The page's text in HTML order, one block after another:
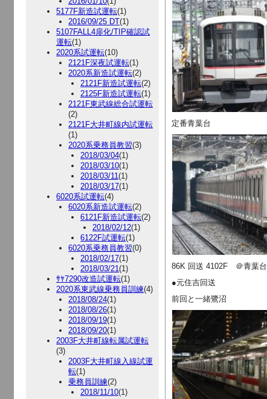
5177F新造試運転(1)
2016/09/25 DT(1)
5107FALL4扉化/TIP確認試
運転(1)
2020系試運転(10)
2121F深夜試運転(1)
2020系新造試運転(2)
2121F新造試運転(2)
2125F新造試運転(1)
2121F東武線総合試運転
(2)
2121F大井町線内試運転
(1)
2020系乗務員教習(3)
2018/03/04(1)
2018/03/10(1)
2018/03/11(1)
2018/03/17(1)
6020系試運転(4)
6020系新造試運転(2)
6121F新造試運転(2)
2018/02/12(1)
6122F試運転(1)
6020系乗務員教習(0)
2018/02/17(1)
2018/03/21(1)
ｻﾔ7290改造試運転(1)
2020系東武線乗務員訓練(4)
2018/08/24(1)
2018/08/26(1)
2018/09/19(1)
2018/09/20(1)
2003F大井町線転属試運転
(3)
2003F大井町線入線試運
転(1)
乗務員訓練(2)
2018/11/10(1)
定番青葉台
86K 回送 4102F ＠青葉台
●元住吉回送
前回と一緒鷺沼